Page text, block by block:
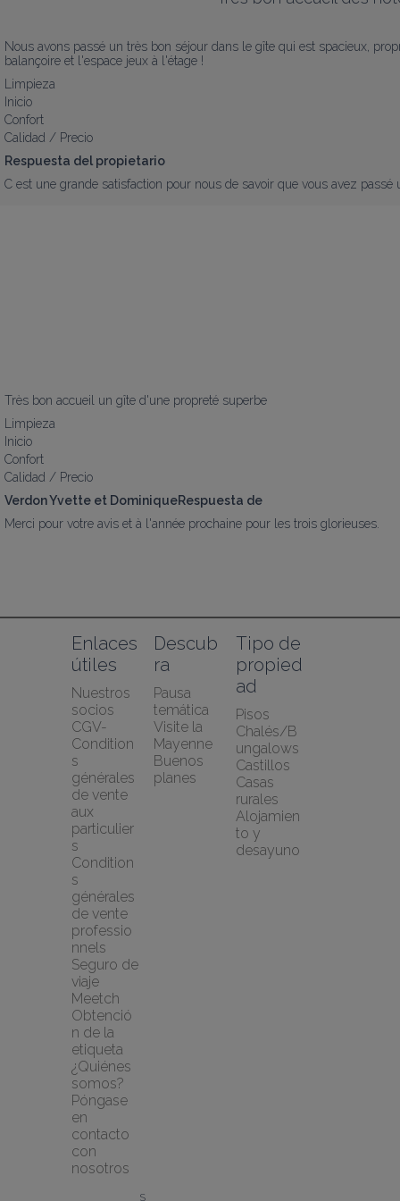
Nous avons passé un très bon séjour dans le gîte qui est spacieux,
balançoire et l'espace jeux à l'étage !
Limpieza
Inicio
Confort
Calidad / Precio
Respuesta del propietario
C est une grande satisfaction pour nous de savoir que vous avez
Très bon accueil un gîte d'une propreté superbe
Limpieza
Inicio
Confort
Calidad / Precio
Verdon Yvette et DominiqueRespuesta de
Merci pour votre avis et à l'année prochaine pour les trois glorieuses.
Enlaces
útiles
Nuestros
socios
CGV-
Condition
s
générales
de vente
aux
particulier
s
Condition
s
générales
de vente
professio
nnels
Seguro de
viaje
Meetch
Obtenció
n de la
etiqueta
¿Quiénes
somos?
Póngase
en
contacto
con
nosotros
Descub
ra
Pausa
temática
Visite la
Mayenne
Buenos
planes
Tipo de
propied
ad
Pisos
Chalés/B
ungalows
Castillos
Casas
rurales
Alojamien
to y
desayuno
S